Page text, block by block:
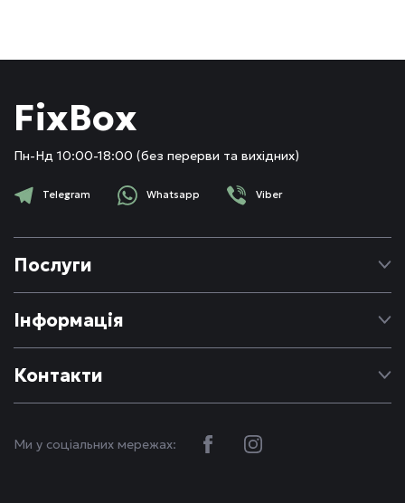
FixBox
Пн-Нд 10:00-18:00 (без перерви та вихідних)
Telegram Whatsapp Viber
Послуги
Ремонт Android
Інформація
Блог
Контакти
Контакти
info@fixbox.com.ua
Ми у соціальних мережах: